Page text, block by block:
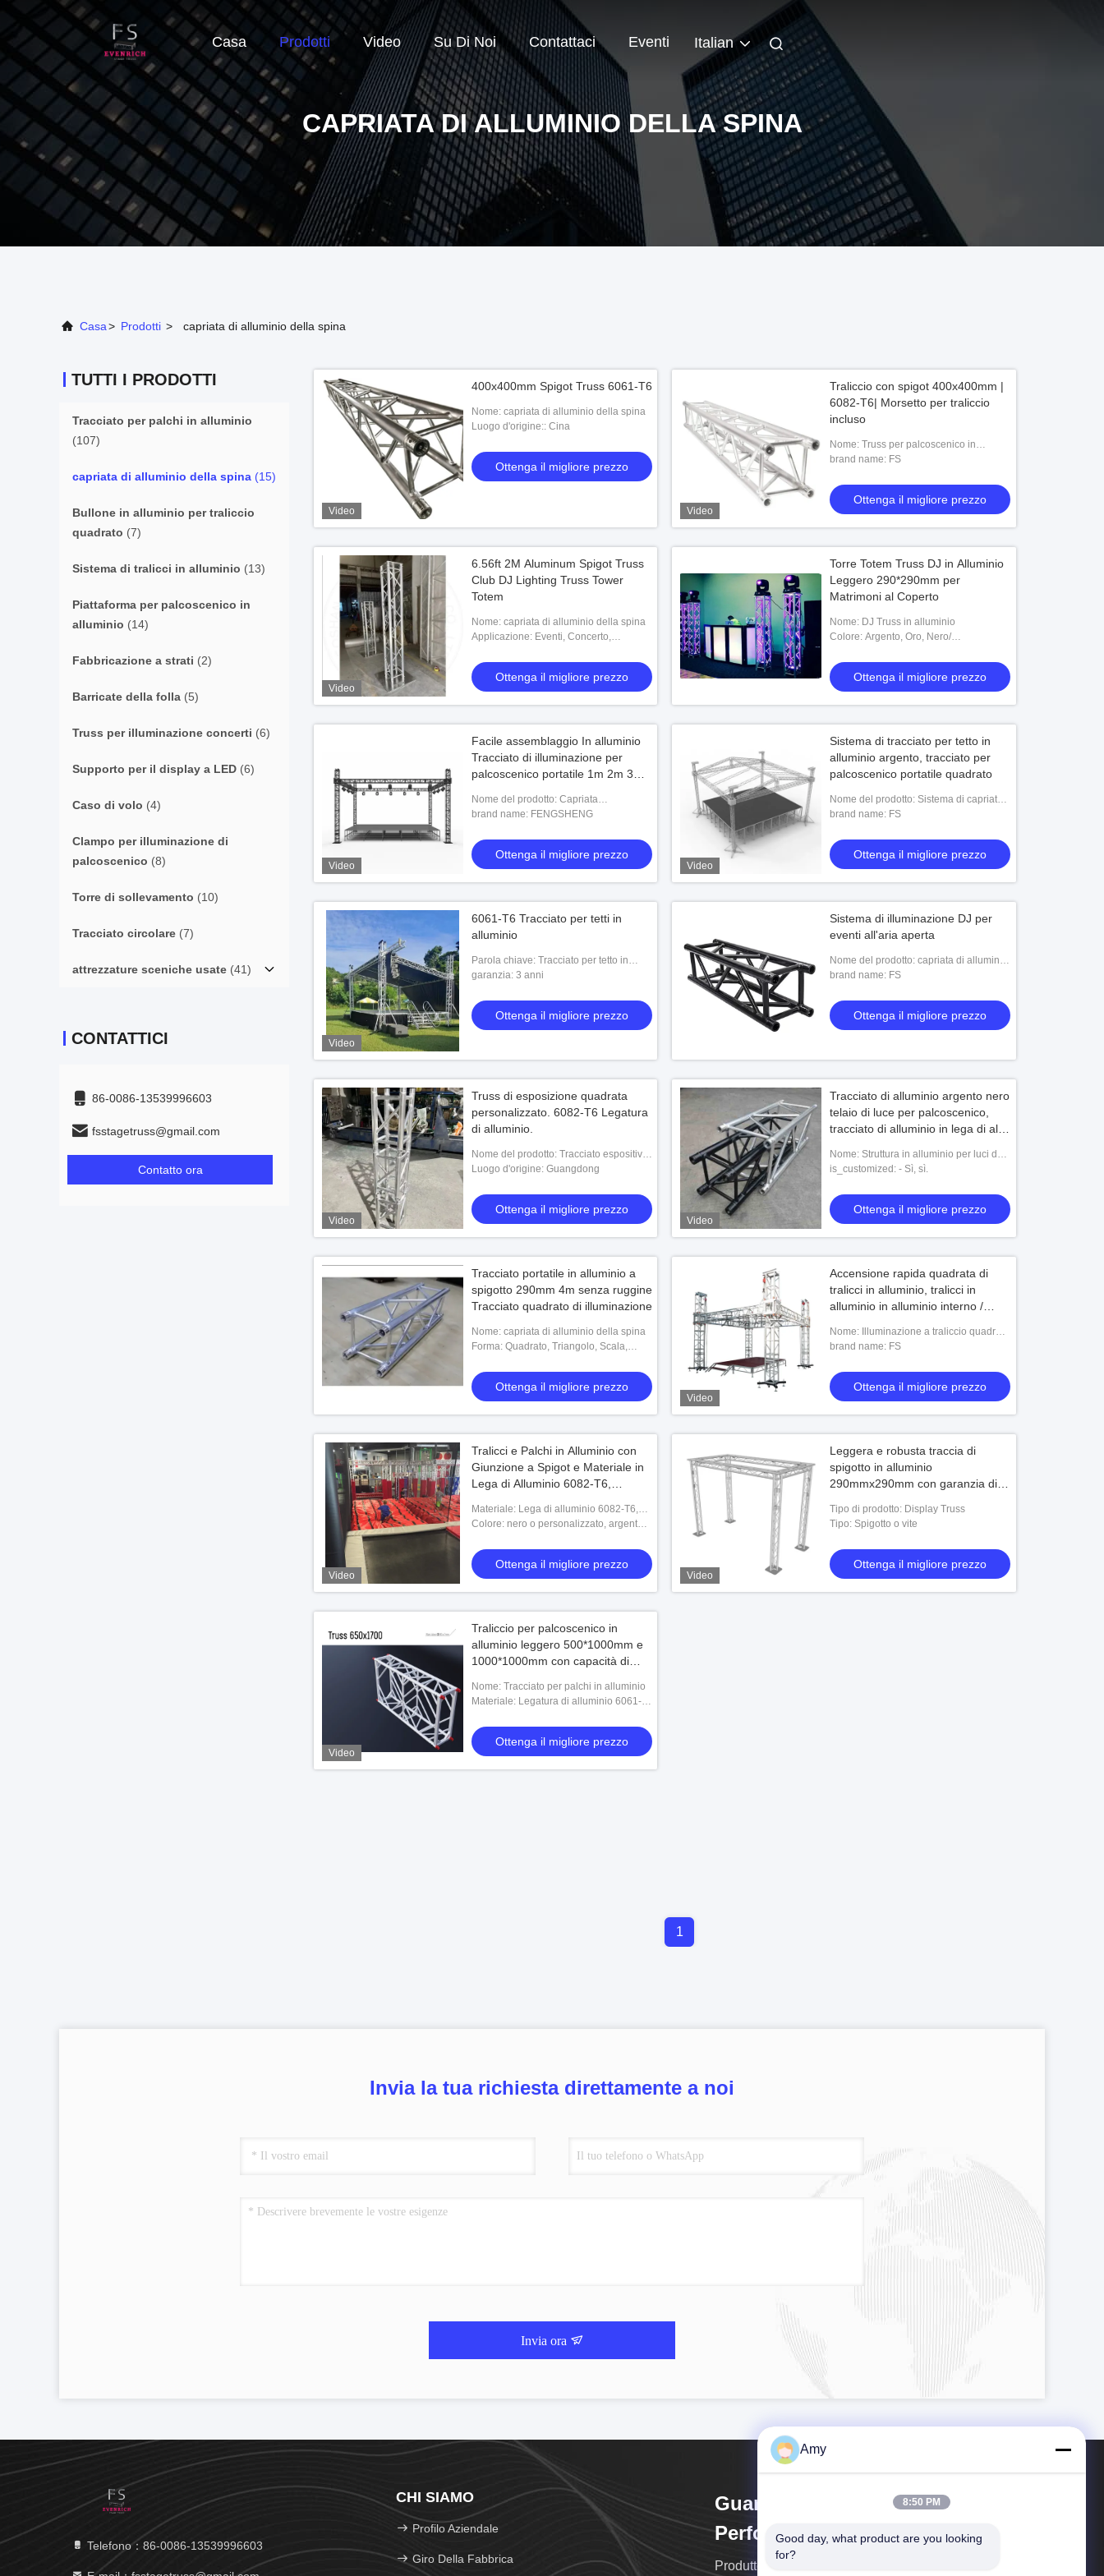
Casa Prodotti Video Su Di Noi Contattaci Eventi Italian
CAPRIATA DI ALLUMINIO DELLA SPINA
Casa> Prodotti > capriata di alluminio della spina
TUTTI I PRODOTTI
Tracciato per palchi in alluminio
(107)
capriata di alluminio della spina (15)
Bullone in alluminio per traliccio
quadrato (7)
Sistema di tralicci in alluminio (13)
Piattaforma per palcoscenico in
alluminio (14)
Fabbricazione a strati (2)
Barricate della folla (5)
Truss per illuminazione concerti (6)
Supporto per il display a LED (6)
Caso di volo (4)
Clampo per illuminazione di
palcoscenico (8)
Torre di sollevamento (10)
Tracciato circolare (7)
attrezzature sceniche usate (41)
CONTATTICI
86-0086-13539996603
fsstagetruss@gmail.com
Contatto ora
Video
400x400mm Spigot Truss 6061-T6
Nome: capriata di alluminio della spina
Luogo d'origine:: Cina
Ottenga il migliore prezzo
Video
Traliccio con spigot 400x400mm |
6082-T6| Morsetto per traliccio
incluso
Nome: Truss per palcoscenico in
alluminio per illuminazione
brand name: FS
Ottenga il migliore prezzo
Video
6.56ft 2M Aluminum Spigot Truss
Club DJ Lighting Truss Tower
Totem
Nome: capriata di alluminio della spina
Applicazione: Eventi, Concerto,
Via
Ottenga il migliore prezzo
Torre Totem Truss DJ in Alluminio
Leggero 290*290mm per
Matrimoni al Coperto
Nome: DJ Truss in alluminio
Colore: Argento, Oro, Nero/
Ottenga il migliore prezzo
Video
Facile assemblaggio In alluminio
Tracciato di illuminazione per
palcoscenico portatile 1m 2m 3m
Nome del prodotto: Capriata
d'accensione di alluminio
brand name: FENGSHENG
Ottenga il migliore prezzo
Video
Sistema di tracciato per tetto in
alluminio argento, tracciato per
palcoscenico portatile quadrato
Nome del prodotto: Sistema di capriate
in alluminio
brand name: FS
Ottenga il migliore prezzo
Video
6061-T6 Tracciato per tetti in
alluminio
Parola chiave: Tracciato per tetto in
alluminio
garanzia: 3 anni
Ottenga il migliore prezzo
Sistema di illuminazione DJ per
eventi all'aria aperta
Nome del prodotto: capriata di alluminio
della spina
brand name: FS
Ottenga il migliore prezzo
Video
Truss di esposizione quadrata
personalizzato. 6082-T6 Legatura
di alluminio.
Nome del prodotto: Tracciato espositivo
in alluminio
Luogo d'origine: Guangdong
Ottenga il migliore prezzo
Video
Tracciato di alluminio argento nero
telaio di luce per palcoscenico,
tracciato di alluminio in lega di alta
Nome: Struttura in alluminio per luci da
palco
is_customized: - Sì, sì.
Ottenga il migliore prezzo
Tracciato portatile in alluminio a
spigotto 290mm 4m senza ruggine
Tracciato quadrato di illuminazione
Nome: capriata di alluminio della spina
Forma: Quadrato, Triangolo, Scala,
Ottenga il migliore prezzo
Video
Accensione rapida quadrata di
tralicci in alluminio, tralicci in
alluminio in alluminio interno /
Nome: Illuminazione a traliccio quadrata
in alluminio
brand name: FS
Ottenga il migliore prezzo
Video
Tralicci e Palchi in Alluminio con
Giunzione a Spigot e Materiale in
Lega di Alluminio 6082-T6,
Materiale: Lega di alluminio 6082-T6,
acciaio, profili di alluminio, alluminio
Colore: nero o personalizzato, argento o
Ottenga il migliore prezzo
Video
Leggera e robusta traccia di
spigotto in alluminio
290mmx290mm con garanzia di 5
Tipo di prodotto: Display Truss
Tipo: Spigotto o vite
Ottenga il migliore prezzo
Video
Traliccio per palcoscenico in
alluminio leggero 500*1000mm e
1000*1000mm con capacità di
eventi
Nome: Tracciato per palchi in alluminio
Materiale: Legatura di alluminio 6061-
Ottenga il migliore prezzo
1
Invia la tua richiesta direttamente a noi
Invia ora
Telefono：86-0086-13539996603
CHI SIAMO
Profilo Aziendale
Giro Della Fabbrica
Guangzhou Fengsheng
Performance Equipment Co., Ltd
Produttore di tralicci per palcoscenici in alluminio
Amy
8:50 PM
Good day, what product are you looking
for?